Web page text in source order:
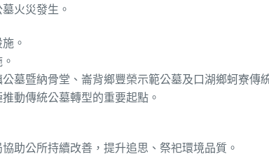
火災發生。
墓暨納骨堂、崙背鄉豐榮示範公墓及口湖鄉蚵寮傳
動傳統公墓轉型的重要起點。
助公所持續改善，提升追思、祭祀環境品質。